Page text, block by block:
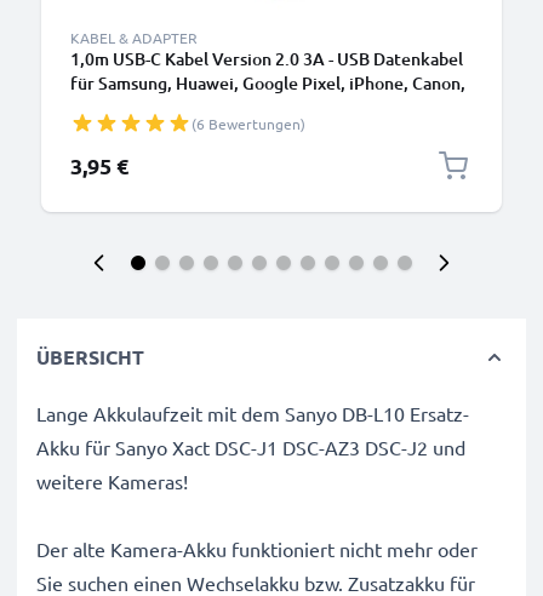
KABEL & ADAPTER
1,0m USB-C Kabel Version 2.0 3A - USB Datenkabel
für Samsung, Huawei, Google Pixel, iPhone, Canon,
(6 Bewertungen)
3,95 €
ÜBERSICHT
Lange Akkulaufzeit mit dem Sanyo DB-L10 Ersatz-
Akku für Sanyo Xact DSC-J1 DSC-AZ3 DSC-J2 und
weitere Kameras!
Der alte Kamera-Akku funktioniert nicht mehr oder
Sie suchen einen Wechselakku bzw. Zusatzakku für